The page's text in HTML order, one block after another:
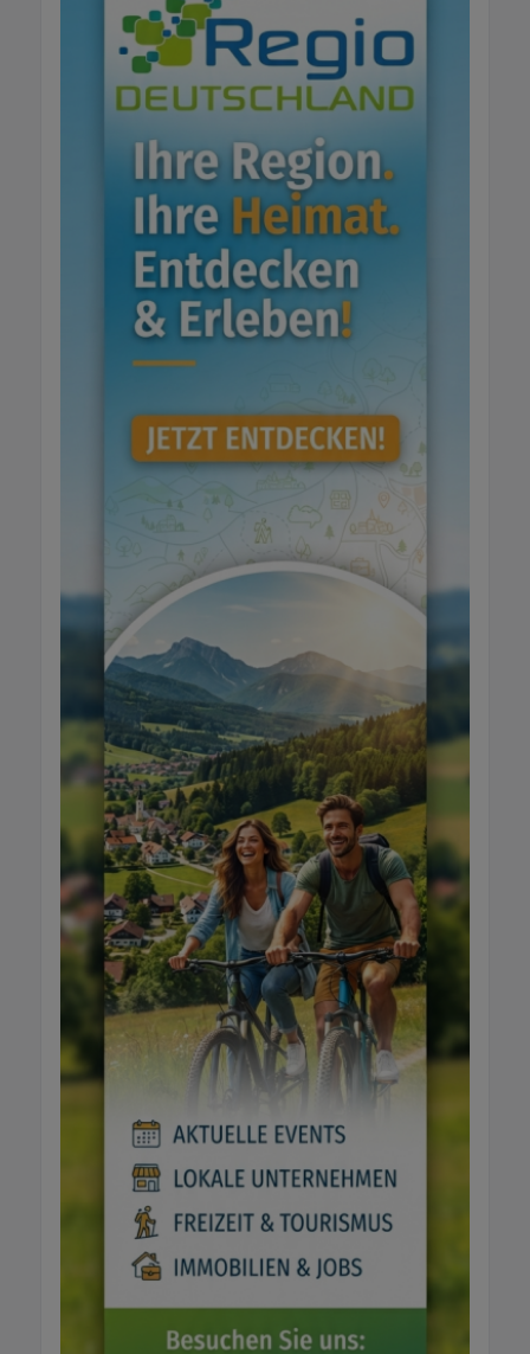
Angebot ihre Reichweite: von kostenlosen
Adresseinträgen bis zu personalisierten
Marketinglösungen. Dazu kommt
persönlicher Kundenservice und individuelle